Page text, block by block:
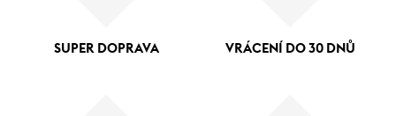
SUPER DOPRAVA VRÁCENÍ DO 30 DNŮ